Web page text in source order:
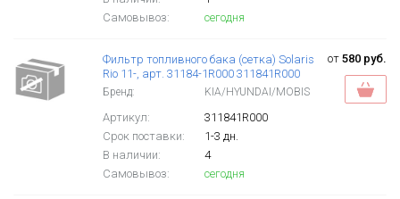
Самовывоз:
сегодня
Фильтр топливного бака (сетка) Solaris
Rio 11-, арт. 31184-1R000 311841R000
Бренд: KIA/HYUNDAI/MOBIS
Артикул:
311841R000
Срок поставки:
1-3 дн.
В наличии:
4
Самовывоз:
сегодня
от 580 руб.